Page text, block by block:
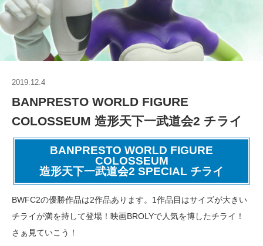
2019.12.4
BANPRESTO WORLD FIGURE
COLOSSEUM 造形天下一武道会2 チライ
BANPRESTO WORLD FIGURE
COLOSSEUM
造形天下一武道会2 SPECIAL チライ
BWFC2の優勝作品は2作品あります。1作品目はサイズが大きい
チライが満を持して登場！映画BROLYで人気を博したチライ！
さぁ見ていこう！